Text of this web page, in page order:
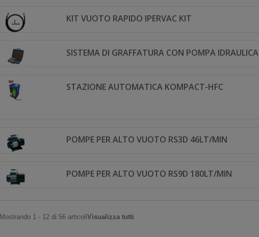
KIT VUOTO RAPIDO IPERVAC KIT
SISTEMA DI GRAFFATURA CON POMPA IDRAULICA
STAZIONE AUTOMATICA KOMPACT-HFC
POMPE PER ALTO VUOTO RS3D 46LT/MIN
POMPE PER ALTO VUOTO RS9D 180LT/MIN
Mostrando 1 - 12 di 56 articoliVisualizza tutti